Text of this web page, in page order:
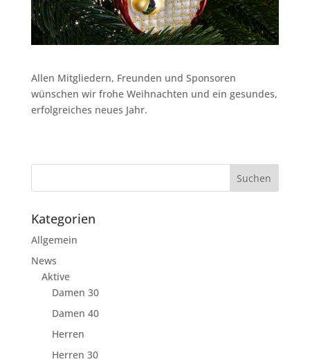
Allen Mitgliedern, Freunden und Sponsoren
wünschen wir frohe Weihnachten und ein gesundes,
erfolgreiches neues Jahr.
Kategorien
Allgemein
News
Aktive
Damen 30
Damen 40
Herren
Herren 30